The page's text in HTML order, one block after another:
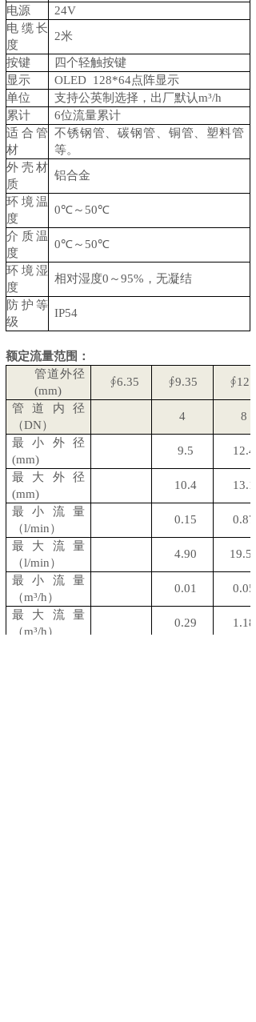
电源
24V
电缆长
度
2米
按键
四个轻触按键
显示
OLED 128*64点阵显示
单位
支持公英制选择，出厂默认m³/h
累计
6位流量累计
适合管
材
不锈钢管、碳钢管、铜管、塑料管
等。
外壳材
质
铝合金
环境温
度
0℃～50℃
介质温
度
0℃～50℃
环境湿
度
相对湿度0～95%，无凝结
防护等
级
IP54
额定流量范围：
管道外径
(mm)
∮6.35 ∮9.35 ∮12.7
管道内径
（DN）
4 8
最小外径
(mm)
9.5 12.4
最大外径
(mm)
10.4 13.1
最小流量
（l/min）
0.15 0.87
最大流量
（l/min）
4.90 19.59
最小流量
（m³/h）
0.01 0.05
最大流量
（m³/h）
0.29 1.18